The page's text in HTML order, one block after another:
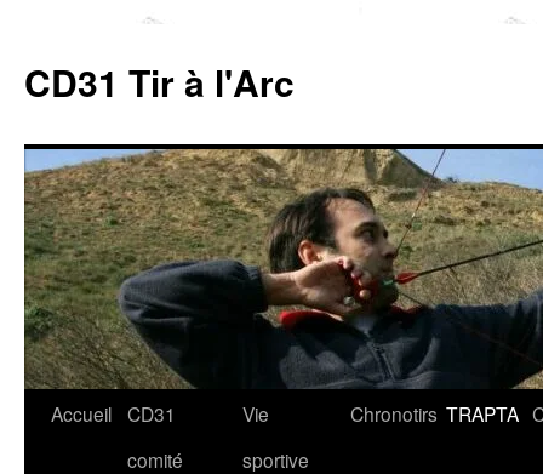
contenu
CD31 Tir à l'Arc
Accueil CD31
comité
Vie
sportive
Chronotirs TRAPTA